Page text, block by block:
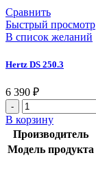
Сравнить
Быстрый просмотр
В список желаний
Hertz DS 250.3
6 390 ₽
В корзину
Производитель
Модель продукта